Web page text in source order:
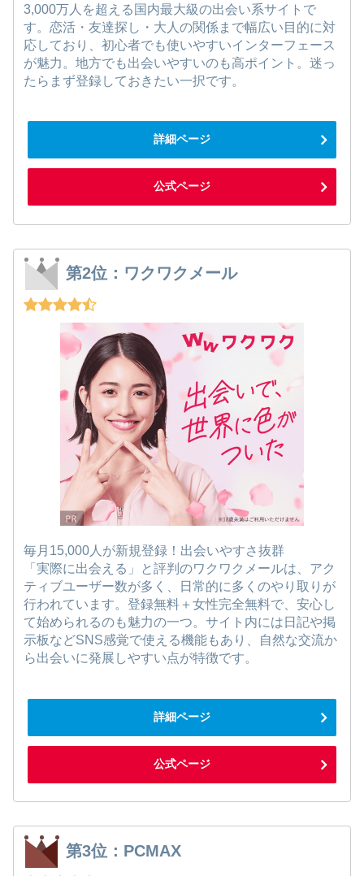
3,000万人を超える国内最大級の出会い系サイトで
す。恋活・友達探し・大人の関係まで幅広い目的に対
応しており、初心者でも使いやすいインターフェース
が魅力。地方でも出会いやすいのも高ポイント。迷っ
たらまず登録しておきたい一択です。
詳細ページ
公式ページ
第2位：ワクワクメール
毎月15,000人が新規登録！出会いやすさ抜群
「実際に出会える」と評判のワクワクメールは、アク
ティブユーザー数が多く、日常的に多くのやり取りが
行われています。登録無料＋女性完全無料で、安心し
て始められるのも魅力の一つ。サイト内には日記や掲
示板などSNS感覚で使える機能もあり、自然な交流か
ら出会いに発展しやすい点が特徴です。
詳細ページ
公式ページ
第3位：PCMAX